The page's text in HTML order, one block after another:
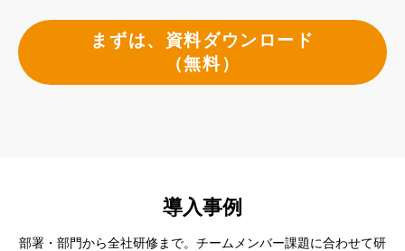
まずは、資料ダウンロード
（無料）
導入事例
部署・部門から全社研修まで。チームメンバー課題に合わせて研